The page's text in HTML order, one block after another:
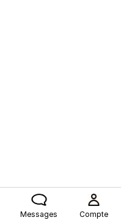
Messages Compte